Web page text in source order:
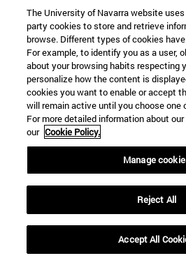
22 SEP
FUNCIÓN Y FICCIÓN.
Más información
The University of Navarra website
party cookies to store and retrieve
browse. Different types of cookies
For example, to identify you as a user,
about your browsing habits respecting
personalize how the content is
cookies you want to enable or accept
will remain active until you choose one
For more detailed information about
our Cookie Policy.
Manage
Reject All
Accept All